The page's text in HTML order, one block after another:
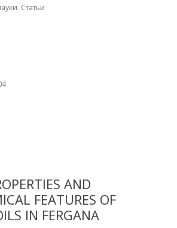
Статьи
AND
FEATURES OF
IN FERGANA